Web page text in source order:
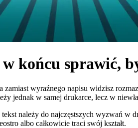
końcu sprawić,
wyraźnego napisu widzisz
jednak w samej drukarce, lecz w
należy do najczęstszych wyzwań w
albo całkowicie traci swój kształt.